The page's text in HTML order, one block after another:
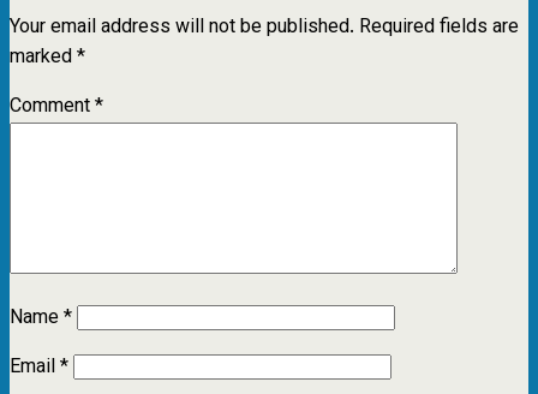
Your email address will not be published. Required fields are
marked*
Comment*
Name*
Email*